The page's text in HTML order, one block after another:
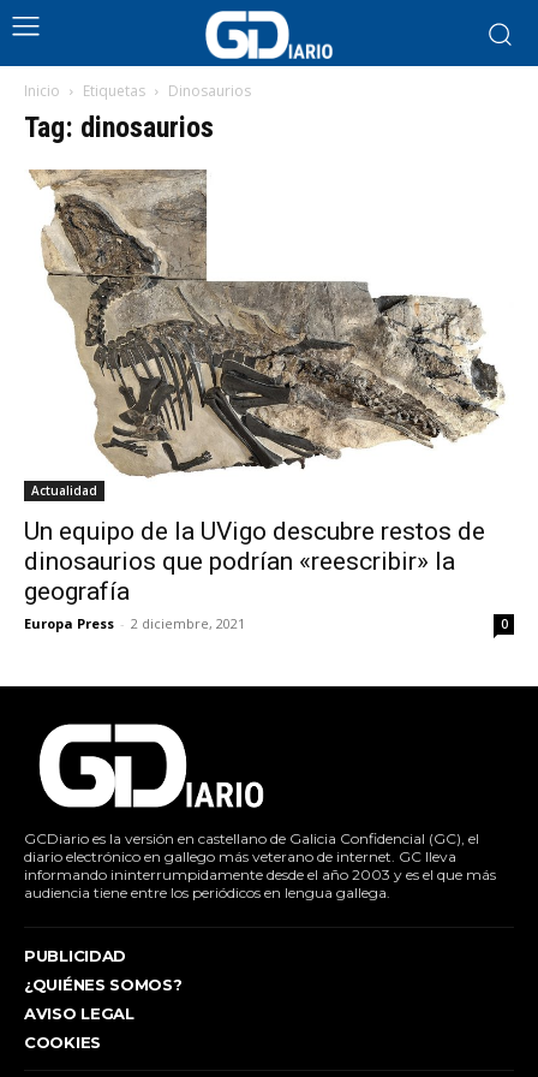
Inicio Etiquetas Dinosaurios
Tag: dinosaurios
Actualidad
Un equipo de la UVigo descubre restos de
dinosaurios que podrían «reescribir» la
geografía
Europa Press - 2 diciembre, 2021 0
GCDiario es la versión en castellano de Galicia Confidencial (GC), el
diario electrónico en gallego más veterano de internet. GC lleva
informando ininterrumpidamente desde el año 2003 y es el que más
audiencia tiene entre los periódicos en lengua gallega.
PUBLICIDAD
¿QUIÉNES SOMOS?
AVISO LEGAL
COOKIES